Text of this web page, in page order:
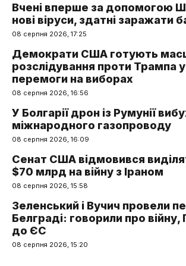
Вчені вперше за допомогою
нові віруси, здатні заражати
08 серпня 2026, 17:25
Демократи США готують
розслідування проти Трампа у
перемоги на виборах
08 серпня 2026, 16:56
У Болгарії дрон із Румунії
міжнародного газопроводу
08 серпня 2026, 16:09
Сенат США відмовився
$70 млрд на війну з Іраном
08 серпня 2026, 15:58
Зеленський і Вучич провели
Белграді: говорили про
до ЄС
08 серпня 2026, 15:20